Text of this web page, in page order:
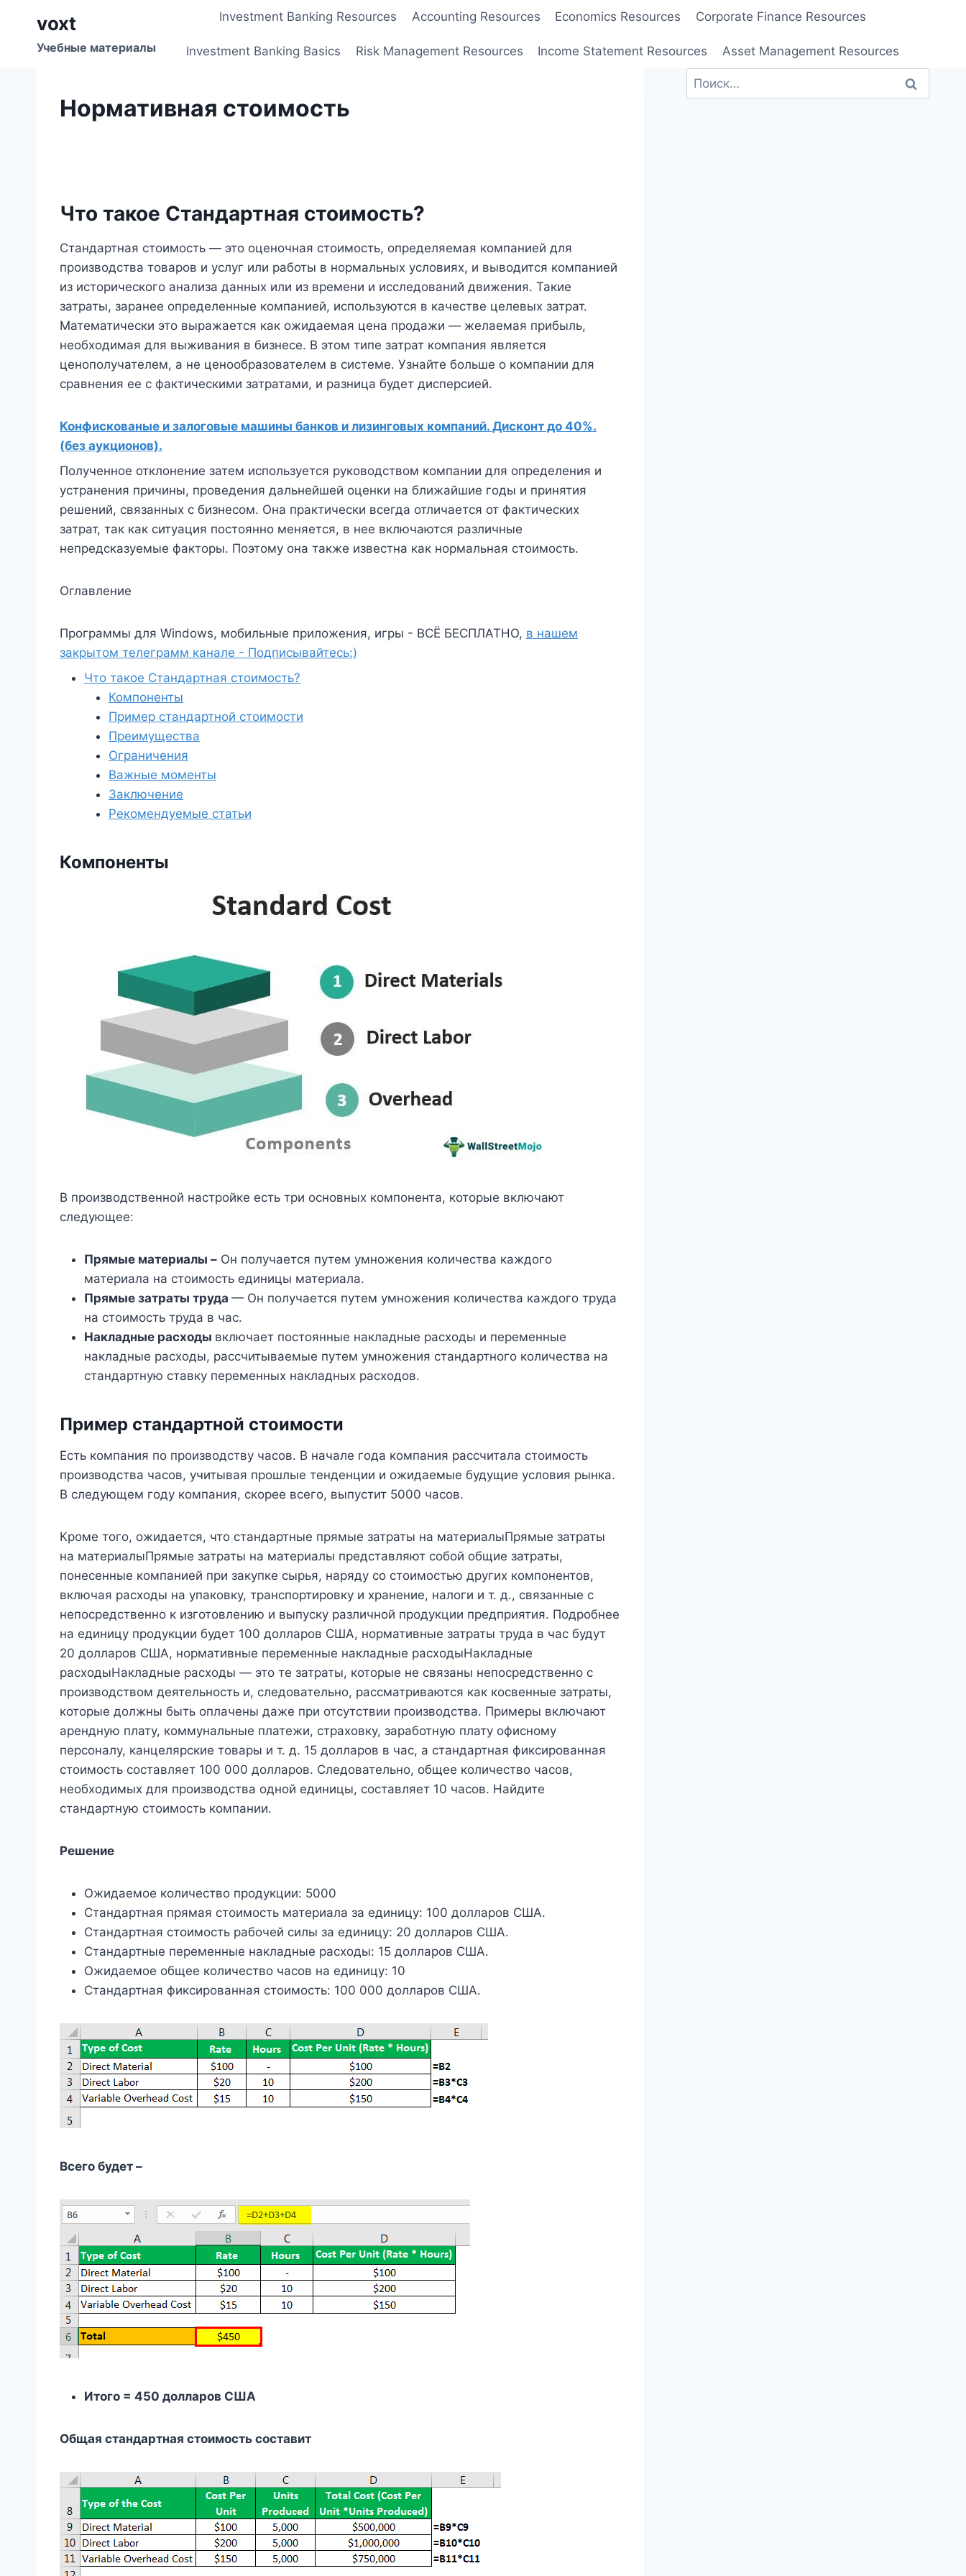
содержимому
voxt
Учебные материалы
Investment Banking Resources Accounting Resources Economics Resources Corporate Finance Resources
Investment Banking Basics Risk Management Resources Income Statement Resources Asset Management Resources
Нормативная стоимость
Что такое Стандартная стоимость?
Стандартная стоимость — это оценочная стоимость, определяемая компанией для
производства товаров и услуг или работы в нормальных условиях, и выводится компанией
из исторического анализа данных или из времени и исследований движения. Такие
затраты, заранее определенные компанией, используются в качестве целевых затрат.
Математически это выражается как ожидаемая цена продажи — желаемая прибыль,
необходимая для выживания в бизнесе. В этом типе затрат компания является
ценополучателем, а не ценообразователем в системе. Узнайте больше о компании для
сравнения ее с фактическими затратами, и разница будет дисперсией.
Конфискованые и залоговые машины банков и лизинговых компаний. Дисконт до 40%.
(без аукционов).
Полученное отклонение затем используется руководством компании для определения и
устранения причины, проведения дальнейшей оценки на ближайшие годы и принятия
решений, связанных с бизнесом. Она практически всегда отличается от фактических
затрат, так как ситуация постоянно меняется, в нее включаются различные
непредсказуемые факторы. Поэтому она также известна как нормальная стоимость.
Оглавление
Программы для Windows, мобильные приложения, игры - ВСЁ БЕСПЛАТНО, в нашем
закрытом телеграмм канале - Подписывайтесь:)
Что такое Стандартная стоимость?
Компоненты
Пример стандартной стоимости
Преимущества
Ограничения
Важные моменты
Заключение
Рекомендуемые статьи
Компоненты
В производственной настройке есть три основных компонента, которые включают
следующее:
Прямые материалы – Он получается путем умножения количества каждого
материала на стоимость единицы материала.
Прямые затраты труда — Он получается путем умножения количества каждого труда
на стоимость труда в час.
Накладные расходы включает постоянные накладные расходы и переменные
накладные расходы, рассчитываемые путем умножения стандартного количества на
стандартную ставку переменных накладных расходов.
Пример стандартной стоимости
Есть компания по производству часов. В начале года компания рассчитала стоимость
производства часов, учитывая прошлые тенденции и ожидаемые будущие условия рынка.
В следующем году компания, скорее всего, выпустит 5000 часов.
Кроме того, ожидается, что стандартные прямые затраты на материалыПрямые затраты
на материалыПрямые затраты на материалы представляют собой общие затраты,
понесенные компанией при закупке сырья, наряду со стоимостью других компонентов,
включая расходы на упаковку, транспортировку и хранение, налоги и т. д., связанные с
непосредственно к изготовлению и выпуску различной продукции предприятия. Подробнее
на единицу продукции будет 100 долларов США, нормативные затраты труда в час будут
20 долларов США, нормативные переменные накладные расходыНакладные
расходыНакладные расходы — это те затраты, которые не связаны непосредственно с
производством деятельность и, следовательно, рассматриваются как косвенные затраты,
которые должны быть оплачены даже при отсутствии производства. Примеры включают
арендную плату, коммунальные платежи, страховку, заработную плату офисному
персоналу, канцелярские товары и т. д. 15 долларов в час, а стандартная фиксированная
стоимость составляет 100 000 долларов. Следовательно, общее количество часов,
необходимых для производства одной единицы, составляет 10 часов. Найдите
стандартную стоимость компании.
Решение
Ожидаемое количество продукции: 5000
Стандартная прямая стоимость материала за единицу: 100 долларов США.
Стандартная стоимость рабочей силы за единицу: 20 долларов США.
Стандартные переменные накладные расходы: 15 долларов США.
Ожидаемое общее количество часов на единицу: 10
Стандартная фиксированная стоимость: 100 000 долларов США.
Всего будет –
Итого = 450 долларов США
Общая стандартная стоимость составит
Найти: